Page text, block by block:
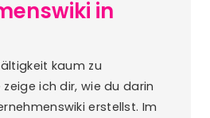
in
kaum zu
ich dir, wie du darin
erstellst. Im